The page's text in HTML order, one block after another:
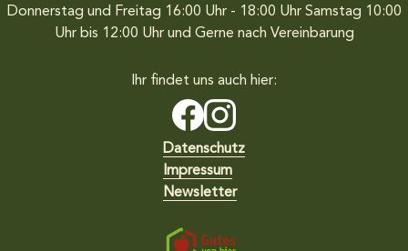
Donnerstag und Freitag 16:00 Uhr - 18:00 Uhr Samstag 10:00
Uhr bis 12:00 Uhr und Gerne nach Vereinbarung
Ihr findet uns auch hier:
Datenschutz
Impressum
Newsletter